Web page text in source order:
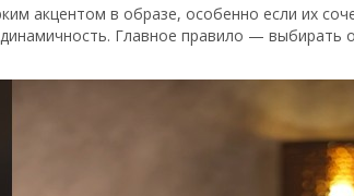
акцентом в образе, особенно если их
Главное правило —